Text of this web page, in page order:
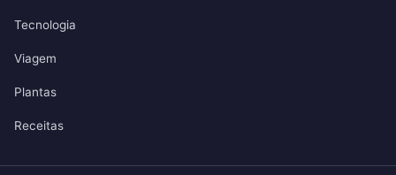
Tecnologia
Viagem
Plantas
Receitas